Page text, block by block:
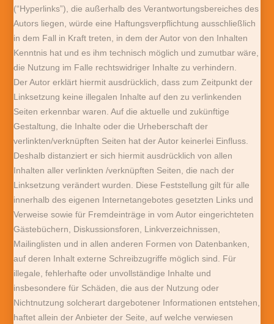
(“Hyperlinks”), die außerhalb des Verantwortungsbereiches des
Autors liegen, würde eine Haftungsverpflichtung ausschließlich
in dem Fall in Kraft treten, in dem der Autor von den Inhalten
Kenntnis hat und es ihm technisch möglich und zumutbar wäre,
die Nutzung im Falle rechtswidriger Inhalte zu verhindern.
Der Autor erklärt hiermit ausdrücklich, dass zum Zeitpunkt der
Linksetzung keine illegalen Inhalte auf den zu verlinkenden
Seiten erkennbar waren. Auf die aktuelle und zukünftige
Gestaltung, die Inhalte oder die Urheberschaft der
verlinkten/verknüpften Seiten hat der Autor keinerlei Einfluss.
Deshalb distanziert er sich hiermit ausdrücklich von allen
Inhalten aller verlinkten /verknüpften Seiten, die nach der
Linksetzung verändert wurden. Diese Feststellung gilt für alle
innerhalb des eigenen Internetangebotes gesetzten Links und
Verweise sowie für Fremdeinträge in vom Autor eingerichteten
Gästebüchern, Diskussionsforen, Linkverzeichnissen,
Mailinglisten und in allen anderen Formen von Datenbanken,
auf deren Inhalt externe Schreibzugriffe möglich sind. Für
illegale, fehlerhafte oder unvollständige Inhalte und
insbesondere für Schäden, die aus der Nutzung oder
Nichtnutzung solcherart dargebotener Informationen entstehen,
haftet allein der Anbieter der Seite, auf welche verwiesen